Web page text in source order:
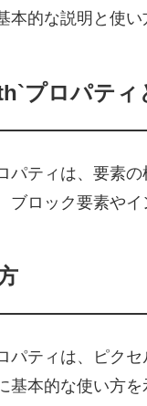
本的な説明と使い
プロパティ
パティは、要素
ブロック要素や
パティは、ピク
基本的な使い方を